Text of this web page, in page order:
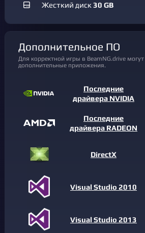
Жесткий диск30 GB
Дополнительное ПО
Для корректной игры в BeamNG.drive могут понадобиться
дополнительные приложения.
Последние
драйвера NVIDIA
Последние
драйвера RADEON
DirectX
Visual Studio 2010
Visual Studio 2013